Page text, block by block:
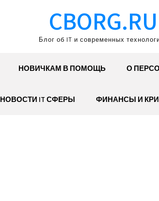
CBORG.RU
Блог об IT и современных
НОВИЧКАМ В ПОМОЩЬ О
НОВОСТИ IT СФЕРЫ ФИНАНСЫ И